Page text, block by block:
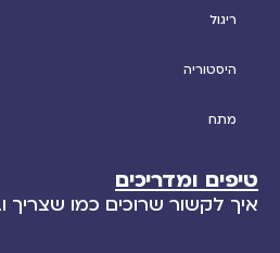
ריגול
היסטוריה
מתח
טיפים ומדריכים
איך לקשור שרוכים כמו שצריך